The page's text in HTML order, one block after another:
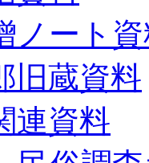
ノート
旧蔵資料
連資料